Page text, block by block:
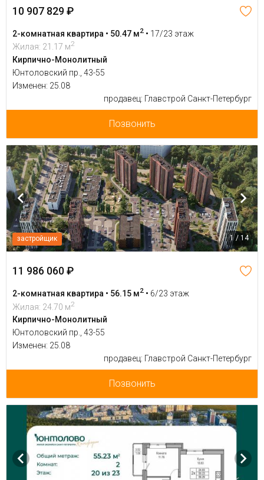
10 907 829 ₽
2-комнатная квартира • 50.47 м2 • 17/23 этаж
Жилая: 21.17 м2
Кирпично-Монолитный
Юнтоловский пр., 43-55
Изменен: 25.08
продавец: Главстрой Санкт-Петербург
Позвонить
застройщик 1 / 14
11 986 060 ₽
2-комнатная квартира • 56.15 м2 • 6/23 этаж
Жилая: 24.70 м2
Кирпично-Монолитный
Юнтоловский пр., 43-55
Изменен: 25.08
продавец: Главстрой Санкт-Петербург
Позвонить